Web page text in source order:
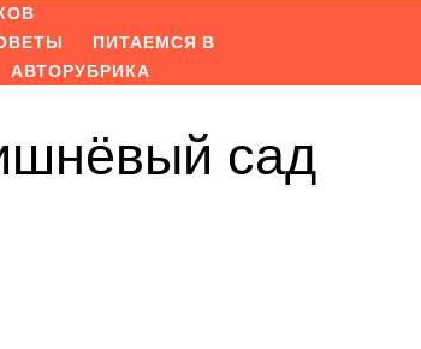
ПИТАЕМСЯ В
АВТОРУБРИКА
сад